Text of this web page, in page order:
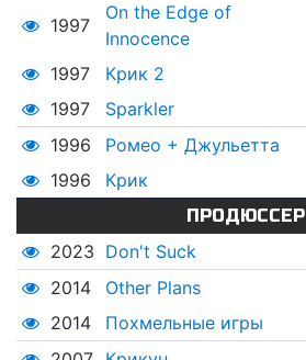
1997
On the Edge of
Innocence
1997 Крик 2
1997
Sparkler
1996
Ромео + Джульетта
1996
Крик
ПРОДЮССЕР
2023 Don't Suck
2014
Other Plans
2014
Похмельные игры